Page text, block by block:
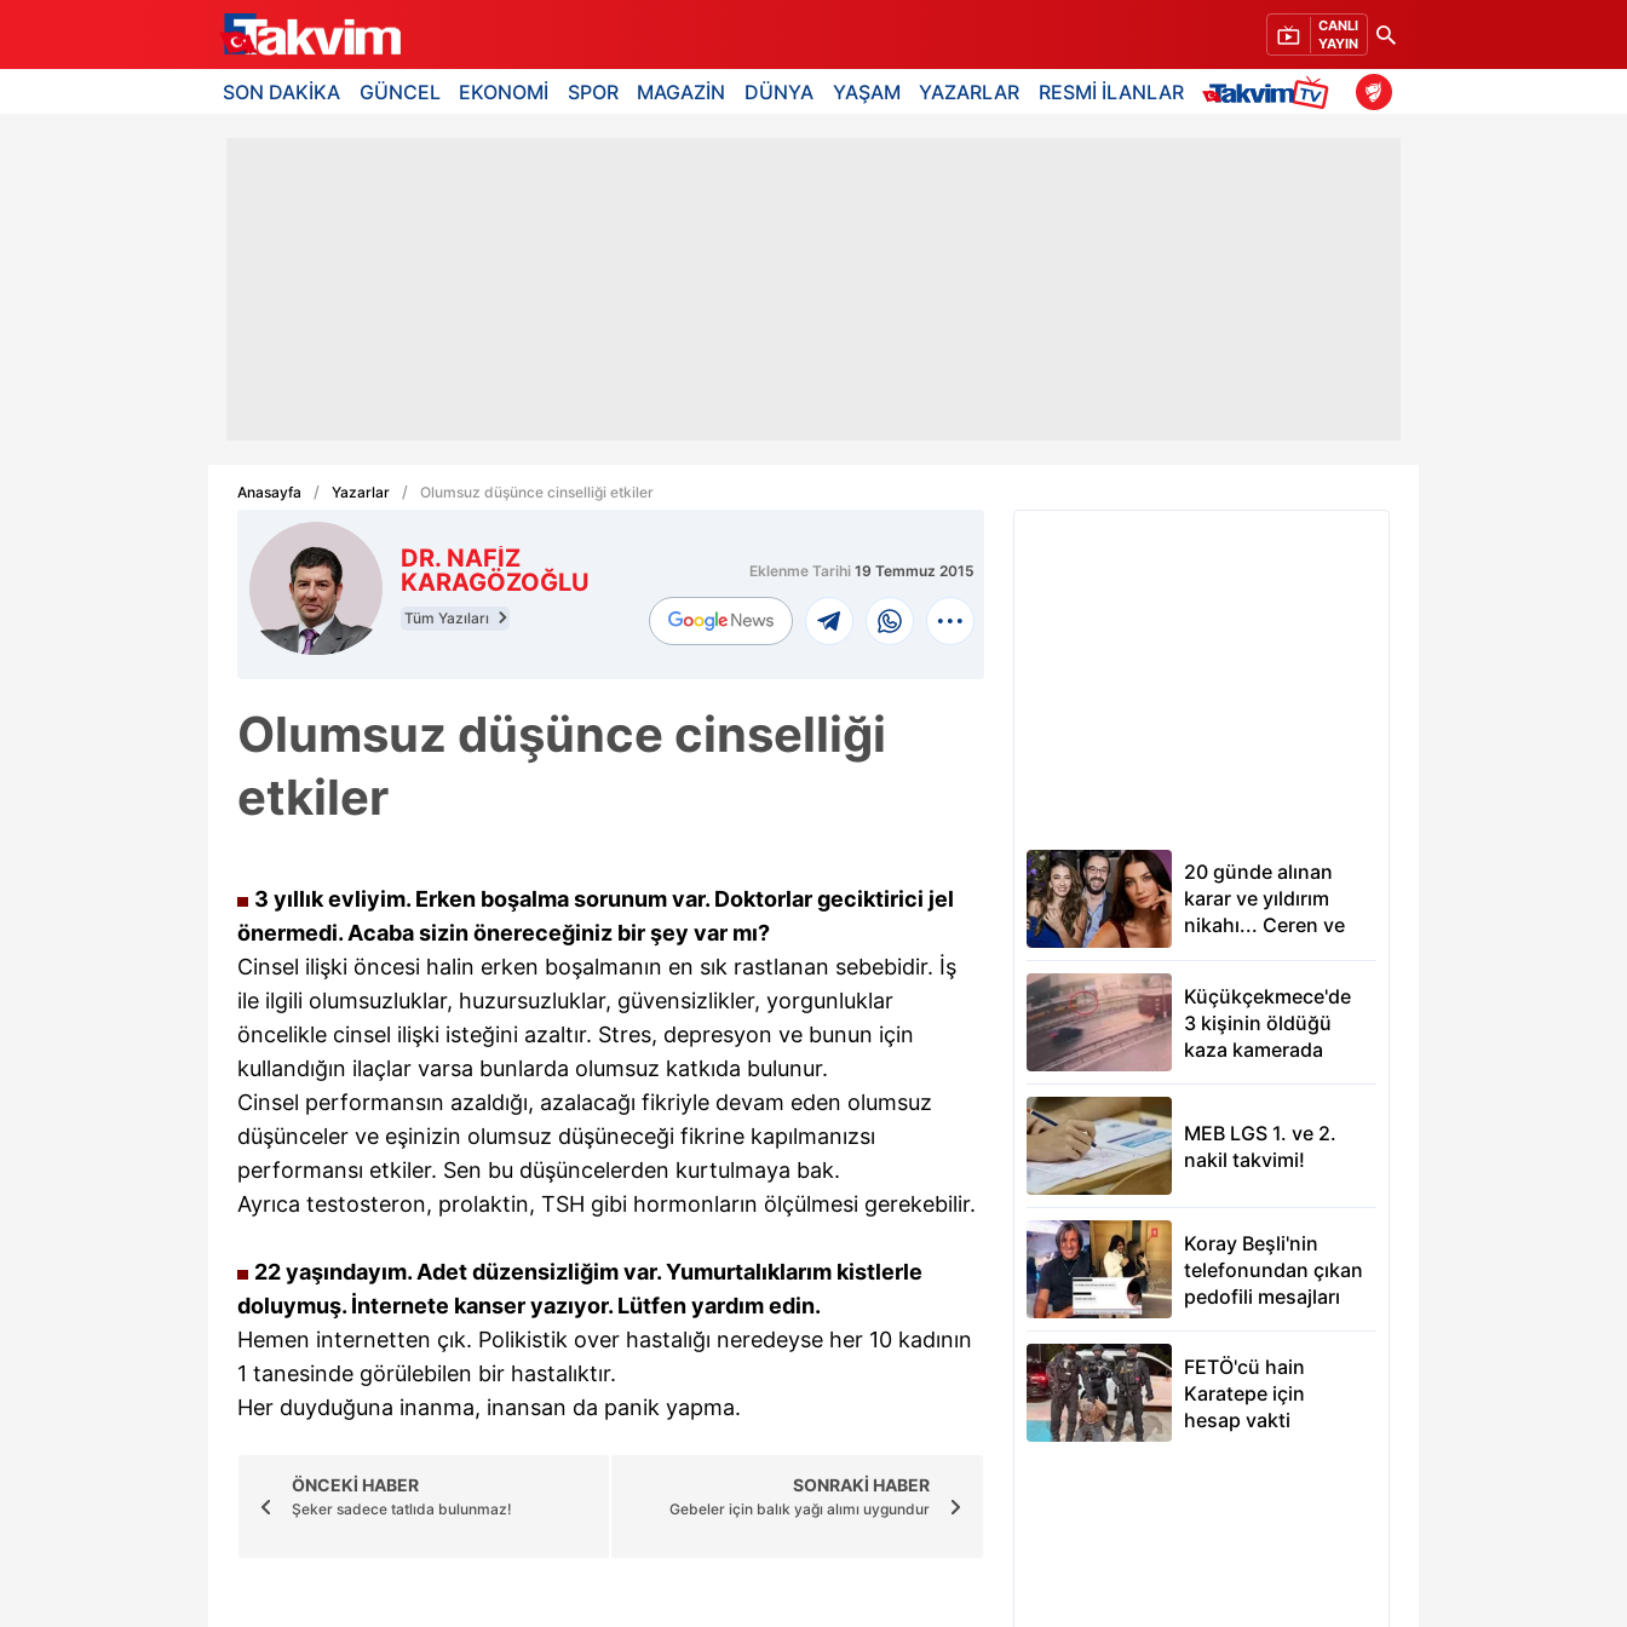
CANLI
YAYIN
SON DAKİKA GÜNCEL EKONOMİ SPOR MAGAZİN DÜNYA YAŞAM YAZARLAR RESMİ İLANLAR
Anasayfa Yazarlar Olumsuz düşünce cinselliği etkiler
DR. NAFİZ
KARAGÖZOĞLU
Tüm Yazıları
Olumsuz düşünce cinselliği
etkiler
Eklenme Tarihi 19 Temmuz 2015
3 yıllık evliyim. Erken boşalma sorunum var. Doktorlar geciktirici jel
önermedi. Acaba sizin önereceğiniz bir şey var mı?
Cinsel ilişki öncesi halin erken boşalmanın en sık rastlanan sebebidir. İş
ile ilgili olumsuzluklar, huzursuzluklar, güvensizlikler, yorgunluklar
öncelikle cinsel ilişki isteğini azaltır. Stres, depresyon ve bunun için
kullandığın ilaçlar varsa bunlarda olumsuz katkıda bulunur.
Cinsel performansın azaldığı, azalacağı fikriyle devam eden olumsuz
düşünceler ve eşinizin olumsuz düşüneceği fikrine kapılmanızsı
performansı etkiler. Sen bu düşüncelerden kurtulmaya bak.
Ayrıca testosteron, prolaktin, TSH gibi hormonların ölçülmesi gerekebilir.
22 yaşındayım. Adet düzensizliğim var. Yumurtalıklarım kistlerle
doluymuş. İnternete kanser yazıyor. Lütfen yardım edin.
Hemen internetten çık. Polikistik over hastalığı neredeyse her 10 kadının
1 tanesinde görülebilen bir hastalıktır.
Her duyduğuna inanma, inansan da panik yapma.
ÖNCEKİ HABER
Şeker sadece tatlıda bulunmaz!
SONRAKİ HABER
Gebeler için balık yağı alımı uygundur
20 günde alınan
karar ve yıldırım
nikahı... Ceren ve
16 yıl sonra gelen
itiraf
Küçükçekmece'de
3 kişinin öldüğü
kaza kamerada
MEB LGS 1. ve 2.
nakil takvimi!
Koray Beşli'nin
telefonundan çıkan
pedofili mesajları
FETÖ'cü hain
Karatepe için
hesap vakti